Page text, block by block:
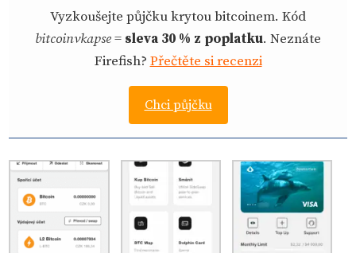
Vyzkoušejte půjčku krytou bitcoinem. Kód
bitcoinvkapse= sleva 30 % z poplatku. Neznáte
Firefish? Přečtěte si recenzi
Chci půjčku